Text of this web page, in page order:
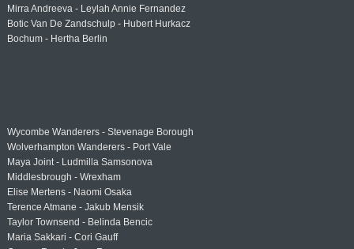
Mirra Andreeva - Leylah Annie Fernandez
Botic Van De Zandschulp - Hubert Hurkacz
Bochum - Hertha Berlin
Wycombe Wanderers - Stevenage Borough
Wolverhampton Wanderers - Port Vale
Maya Joint - Ludmilla Samsonova
Middlesbrough - Wrexham
Elise Mertens - Naomi Osaka
Terence Atmane - Jakub Mensik
Taylor Townsend - Belinda Bencic
Maria Sakkari - Cori Gauff